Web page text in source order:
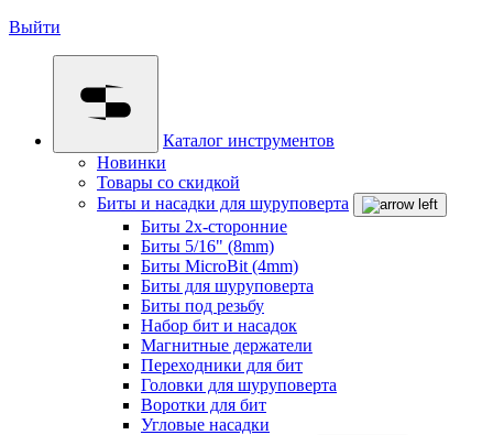
Выйти
Каталог инструментов
Новинки
Товары со скидкой
Биты и насадки для шуруповерта
Биты 2х-сторонние
Биты 5/16" (8mm)
Биты MicroBit (4mm)
Биты для шуруповерта
Биты под резьбу
Набор бит и насадок
Магнитные держатели
Переходники для бит
Головки для шуруповерта
Воротки для бит
Угловые насадки